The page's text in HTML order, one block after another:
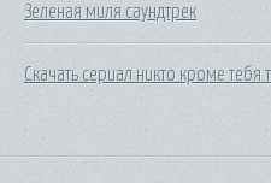
Зеленая миля саундтрек
Скачать сериал никто кроме тебя